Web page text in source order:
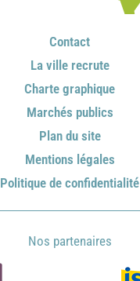
Contact
La ville recrute
Charte graphique
Marchés publics
Plan du site
Mentions légales
Politique de confidentialité
Nos partenaires